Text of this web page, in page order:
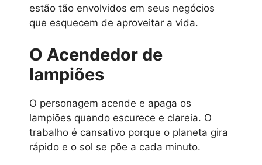
estão tão envolvidos em seus negócios
que esquecem de aproveitar a vida.
O Acendedor de
lampiões
O personagem acende e apaga os
lampiões quando escurece e clareia. O
trabalho é cansativo porque o planeta gira
rápido e o sol se põe a cada minuto.